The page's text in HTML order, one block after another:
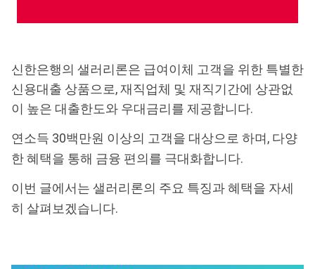
신한은행의 샐러리론은 급여이체 고객을 위한 특별한
신용대출 상품으로, 재직업체 및 재직기간에 상관없
이 높은 대출한도와 우대금리를 제공합니다.
연소득 30백만원 이상의 고객을 대상으로 하며, 다양
한 혜택을 통해 금융 편의를 극대화합니다.
이번 글에서는 샐러리론의 주요 특징과 혜택을 자세
히 살펴보겠습니다.